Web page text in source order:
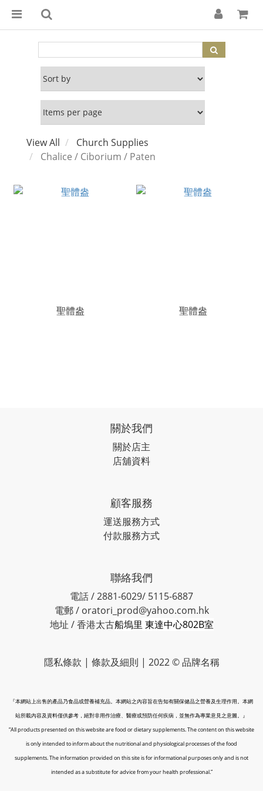
View All
Church Supplies
Chalice / Ciborium / Paten
聖體盎 聖體盎
關於我們
關於店主
店舖資料
顧客服務
運送服務方式
付款服務方式
聯絡我們
電話 / 2881-6029/ 5115-6887
電郵 / oratori_prod@yahoo.com.hk
地址 / 香港太古船塢里 東達中心802B室
隱私條款 | 條款及細則 | 2022 © 品牌名稱
『本網站上出售的產品乃食品或營養補充品。本網站之內容旨在告知有關保健品之營養及生理作用。本網
站所載內容及資料僅供參考，絕對非用作治療、醫療或預防任何疾病，並無作為專業意見之意圖。』
“All products presented on this website are food or dietary supplements. The content on this website
is only intended to inform about the nutritional and physiological processes of the food
supplements. The information provided on this site is for informational purposes only and is not
intended as a substitute for advice from your health professional.”